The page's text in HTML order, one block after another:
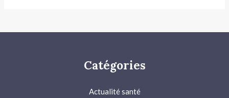
Catégories
Actualité santé